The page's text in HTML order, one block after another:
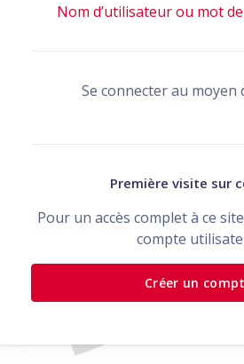
Nom d’utilisateur ou mot
Se connecter au moyen
Première visite sur
Pour un accès complet à ce
compte
Créer un